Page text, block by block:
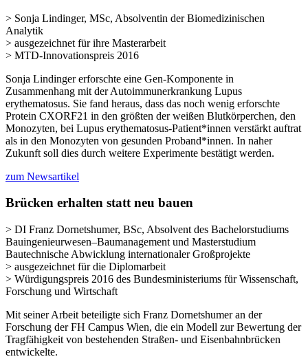
> Sonja Lindinger, MSc, Absolventin der Biomedizinischen
Analytik
> ausgezeichnet für ihre Masterarbeit
> MTD-Innovationspreis 2016
Sonja Lindinger erforschte eine Gen-Komponente in
Zusammenhang mit der Autoimmunerkrankung Lupus
erythematosus. Sie fand heraus, dass das noch wenig erforschte
Protein CXORF21 in den größten der weißen Blutkörperchen, den
Monozyten, bei Lupus erythematosus-Patient*innen verstärkt auftrat
als in den Monozyten von gesunden Proband*innen. In naher
Zukunft soll dies durch weitere Experimente bestätigt werden.
zum Newsartikel
Brücken erhalten statt neu bauen
> DI Franz Dornetshumer, BSc, Absolvent des Bachelorstudiums
Bauingenieurwesen–Baumanagement und Masterstudium
Bautechnische Abwicklung internationaler Großprojekte
> ausgezeichnet für die Diplomarbeit
> Würdigungspreis 2016 des Bundesministeriums für Wissenschaft,
Forschung und Wirtschaft
Mit seiner Arbeit beteiligte sich Franz Dornetshumer an der
Forschung der FH Campus Wien, die ein Modell zur Bewertung der
Tragfähigkeit von bestehenden Straßen- und Eisenbahnbrücken
entwickelte.